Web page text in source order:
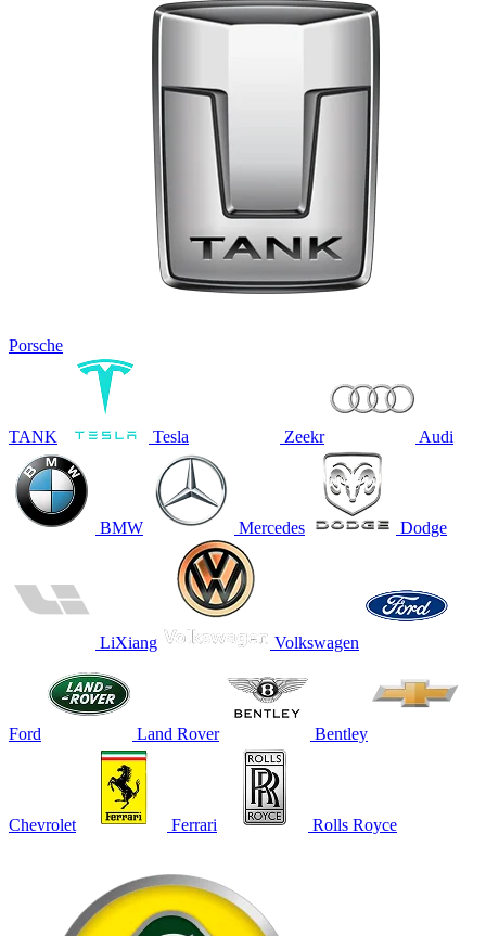
Porsche
TANK Tesla Zeekr Audi
BMW Mercedes Dodge
LiXiang Volkswagen
Ford Land Rover Bentley
Chevrolet Ferrari Rolls Royce